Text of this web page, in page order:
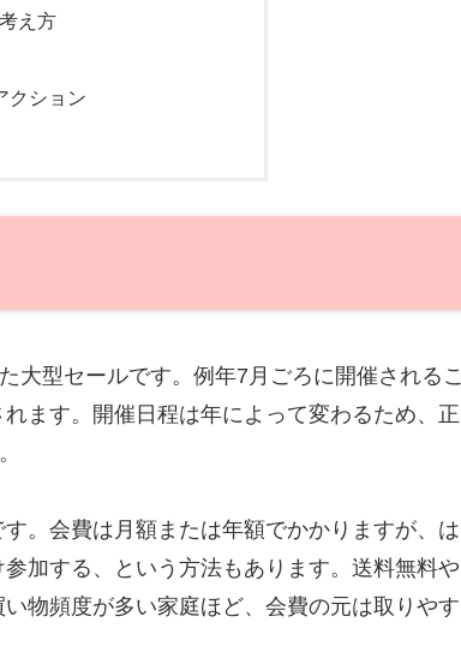
え方
クション
大型セールです。例年7月ごろに開催されるこ
ます。開催日程は年によって変わるため、正
。会費は月額または年額でかかりますが、は
加する、という方法もあります。送料無料や
物頻度が多い家庭ほど、会費の元は取りやす